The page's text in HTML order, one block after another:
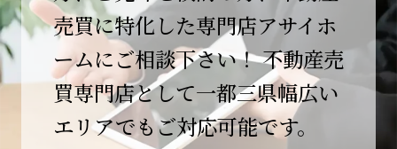
この節目を無事に迎えることができましたの
は、日頃よりご愛顧いただいているお客様、お
力添えをいただいている取引先の皆様、そして
支えてくださったすべての関係者の皆様のおか
げであり、心より深く感謝申し上げます。
10年という年月の中で、多くのご縁と学びをい
売買に特化した専門店アサイホ
ームにご相談下さい！ 不動産売
買専門店として一都三県幅広い
エリアでもご対応可能です。